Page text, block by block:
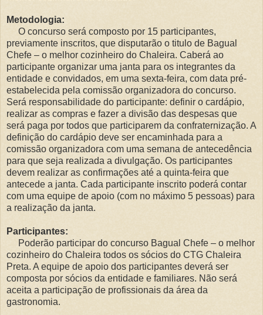
Metodologia:
O concurso será composto por 15 participantes,
previamente inscritos, que disputarão o titulo de Bagual
Chefe – o melhor cozinheiro do Chaleira. Caberá ao
participante organizar uma janta para os integrantes da
entidade e convidados, em uma sexta-feira, com data pré-
estabelecida pela comissão organizadora do concurso.
Será responsabilidade do participante: definir o cardápio,
realizar as compras e fazer a divisão das despesas que
será paga por todos que participarem da confraternização. A
definição do cardápio deve ser encaminhada para a
comissão organizadora com uma semana de antecedência
para que seja realizada a divulgação. Os participantes
devem realizar as confirmações até a quinta-feira que
antecede a janta. Cada participante inscrito poderá contar
com uma equipe de apoio (com no máximo 5 pessoas) para
a realização da janta.
Participantes:
Poderão participar do concurso Bagual Chefe – o melhor
cozinheiro do Chaleira todos os sócios do CTG Chaleira
Preta. A equipe de apoio dos participantes deverá ser
composta por sócios da entidade e familiares. Não será
aceita a participação de profissionais da área da
gastronomia.